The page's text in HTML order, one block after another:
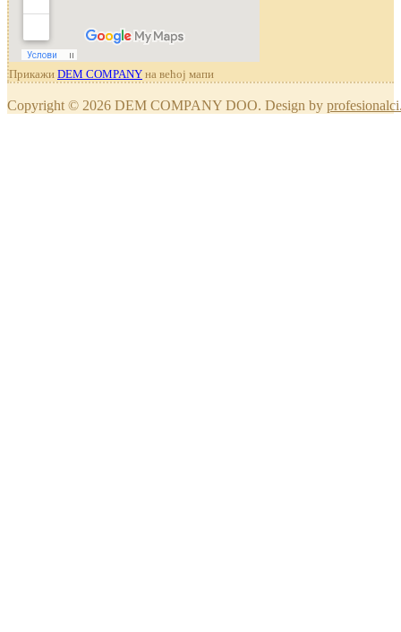
Прикажи DEM COMPANY на већој мапи
Copyright © 2026 DEM COMPANY DOO. Design by